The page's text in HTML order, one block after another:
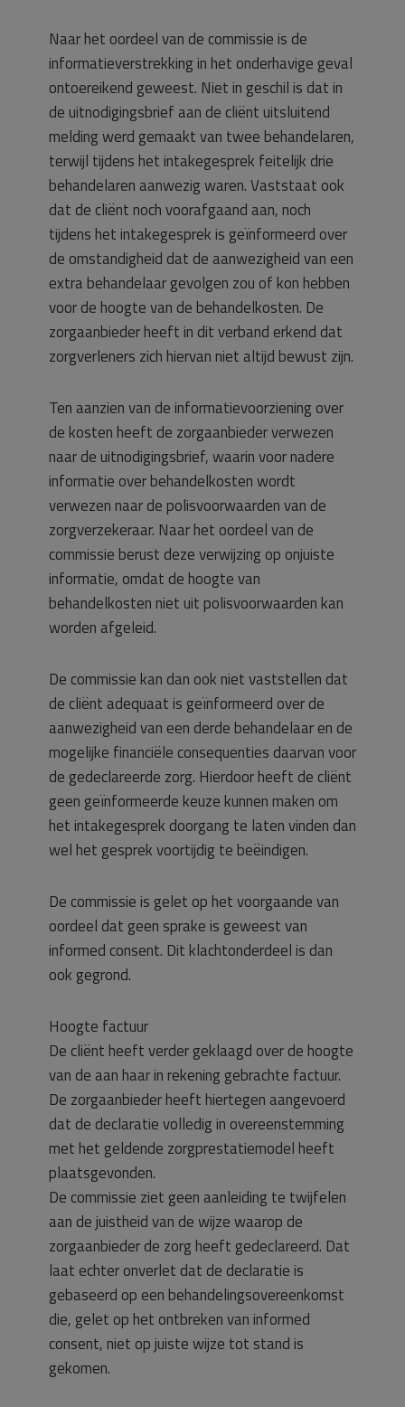
Naar het oordeel van de commissie is de
informatieverstrekking in het onderhavige geval
ontoereikend geweest. Niet in geschil is dat in
de uitnodigingsbrief aan de cliënt uitsluitend
melding werd gemaakt van twee behandelaren,
terwijl tijdens het intakegesprek feitelijk drie
behandelaren aanwezig waren. Vaststaat ook
dat de cliënt noch voorafgaand aan, noch
tijdens het intakegesprek is geïnformeerd over
de omstandigheid dat de aanwezigheid van een
extra behandelaar gevolgen zou of kon hebben
voor de hoogte van de behandelkosten. De
zorgaanbieder heeft in dit verband erkend dat
zorgverleners zich hiervan niet altijd bewust zijn.
Ten aanzien van de informatievoorziening over
de kosten heeft de zorgaanbieder verwezen
naar de uitnodigingsbrief, waarin voor nadere
informatie over behandelkosten wordt
verwezen naar de polisvoorwaarden van de
zorgverzekeraar. Naar het oordeel van de
commissie berust deze verwijzing op onjuiste
informatie, omdat de hoogte van
behandelkosten niet uit polisvoorwaarden kan
worden afgeleid.
De commissie kan dan ook niet vaststellen dat
de cliënt adequaat is geïnformeerd over de
aanwezigheid van een derde behandelaar en de
mogelijke financiële consequenties daarvan voor
de gedeclareerde zorg. Hierdoor heeft de cliënt
geen geïnformeerde keuze kunnen maken om
het intakegesprek doorgang te laten vinden dan
wel het gesprek voortijdig te beëindigen.
De commissie is gelet op het voorgaande van
oordeel dat geen sprake is geweest van
informed consent. Dit klachtonderdeel is dan
ook gegrond.
Hoogte factuur
De cliënt heeft verder geklaagd over de hoogte
van de aan haar in rekening gebrachte factuur.
De zorgaanbieder heeft hiertegen aangevoerd
dat de declaratie volledig in overeenstemming
met het geldende zorgprestatiemodel heeft
plaatsgevonden.
De commissie ziet geen aanleiding te twijfelen
aan de juistheid van de wijze waarop de
zorgaanbieder de zorg heeft gedeclareerd. Dat
laat echter onverlet dat de declaratie is
gebaseerd op een behandelingsovereenkomst
die, gelet op het ontbreken van informed
consent, niet op juiste wijze tot stand is
gekomen.